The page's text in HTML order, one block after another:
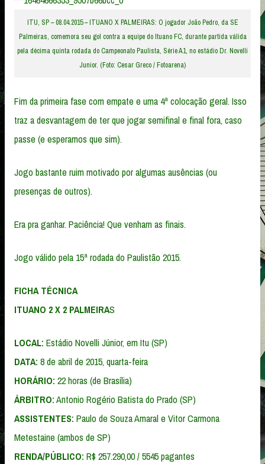
ITU, SP – 08.04.2015 – ITUANO X PALMEIRAS: O jogador João Pedro, da SE
Palmeiras, comemora seu gol contra a equipe do Ituano FC, durante partida válida
pela décima quinta rodada do Campeonato Paulista, Série A1, no estádio Dr. Novelli
Junior. (Foto: Cesar Greco / Fotoarena)
Fim da primeira fase com empate e uma 4ª colocação geral. Isso
traz a desvantagem de ter que jogar semifinal e final fora, caso
passe (e esperamos que sim).
Jogo bastante ruim motivado por algumas ausências (ou
presenças de outros).
Era pra ganhar. Paciência! Que venham as finais.
Jogo válido pela 15ª rodada do Paulistão 2015.
FICHA TÉCNICA
ITUANO 2 X 2 PALMEIRAS
LOCAL: Estádio Novelli Júnior, em Itu (SP)
DATA: 8 de abril de 2015, quarta-feira
HORÁRIO: 22 horas (de Brasília)
ÁRBITRO:Antonio Rogério Batista do Prado (SP)
ASSISTENTES: Paulo de Souza Amaral e Vitor Carmona
Metestaine (ambos de SP)
RENDA/PÚBLICO: R$ 257.290,00 / 5545 pagantes